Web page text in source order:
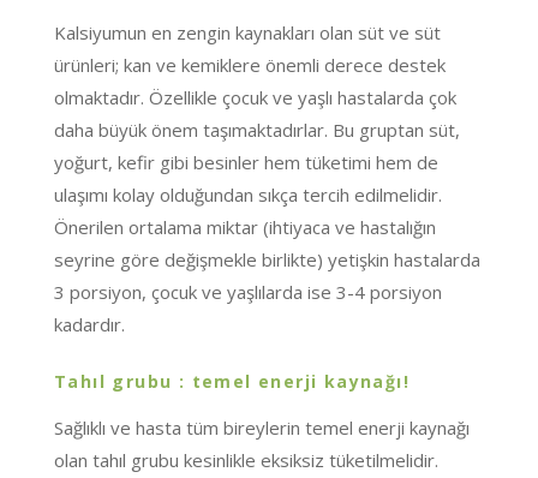
Kalsiyumun en zengin kaynakları olan süt ve süt
ürünleri; kan ve kemiklere önemli derece destek
olmaktadır. Özellikle çocuk ve yaşlı hastalarda çok
daha büyük önem taşımaktadırlar. Bu gruptan süt,
yoğurt, kefir gibi besinler hem tüketimi hem de
ulaşımı kolay olduğundan sıkça tercih edilmelidir.
Önerilen ortalama miktar (ihtiyaca ve hastalığın
seyrine göre değişmekle birlikte) yetişkin hastalarda
3 porsiyon, çocuk ve yaşlılarda ise 3-4 porsiyon
kadardır.
Tahıl grubu : temel enerji kaynağı!
Sağlıklı ve hasta tüm bireylerin temel enerji kaynağı
olan tahıl grubu kesinlikle eksiksiz tüketilmelidir.